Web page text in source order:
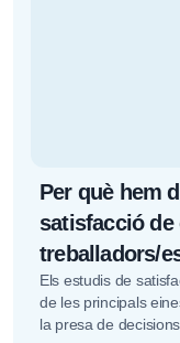
Per què hem
satisfacció
treballadors/
Els estudis de
de les principals
la presa de decisions